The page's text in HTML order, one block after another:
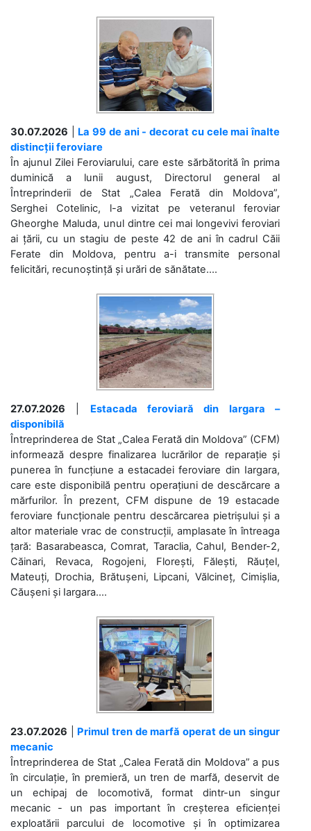
30.07.2026
La 99 de ani - decorat cu cele mai înalte
distincții feroviare
În ajunul Zilei Feroviarului, care este sărbătorită în prima
duminică a lunii august, Directorul general al
Întreprinderii de Stat „Calea Ferată din Moldova”,
Serghei Cotelinic, l-a vizitat pe veteranul feroviar
Gheorghe Maluda, unul dintre cei mai longevivi feroviari
ai țării, cu un stagiu de peste 42 de ani în cadrul Căii
Ferate din Moldova, pentru a-i transmite personal
felicitări, recunoștință și urări de sănătate....
27.07.2026
Estacada feroviară din Iargara –
disponibilă
Întreprinderea de Stat „Calea Ferată din Moldova” (CFM)
informează despre finalizarea lucrărilor de reparație și
punerea în funcțiune a estacadei feroviare din Iargara,
care este disponibilă pentru operațiuni de descărcare a
mărfurilor. În prezent, CFM dispune de 19 estacade
feroviare funcționale pentru descărcarea pietrișului și a
altor materiale vrac de construcții, amplasate în întreaga
țară: Basarabeasca, Comrat, Taraclia, Cahul, Bender-2,
Căinari, Revaca, Rogojeni, Florești, Fălești, Răuțel,
Mateuți, Drochia, Brătușeni, Lipcani, Vălcineț, Cimișlia,
Căușeni și Iargara....
23.07.2026
Primul tren de marfă operat de un singur
mecanic
Întreprinderea de Stat „Calea Ferată din Moldova” a pus
în circulație, în premieră, un tren de marfă, deservit de
un echipaj de locomotivă, format dintr-un singur
mecanic - un pas important în creșterea eficienței
exploatării parcului de locomotive și în optimizarea